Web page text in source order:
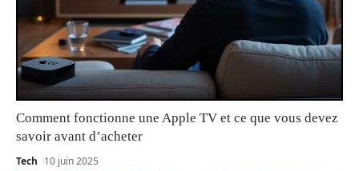
Comment fonctionne une Apple TV et ce que vous devez
savoir avant d’acheter
Tech 10 juin 2025